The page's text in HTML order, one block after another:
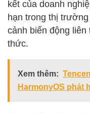
kết của doanh
hạn trong thị
cảnh biến động liên
thức.
Xem thêm:
HarmonyOS phát